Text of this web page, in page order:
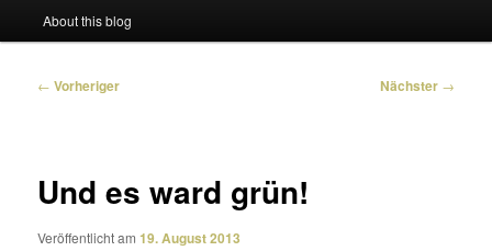
About this blog
Beitragsnavigation
← Vorheriger Nächster →
Und es ward grün!
Veröffentlicht am19. August 2013